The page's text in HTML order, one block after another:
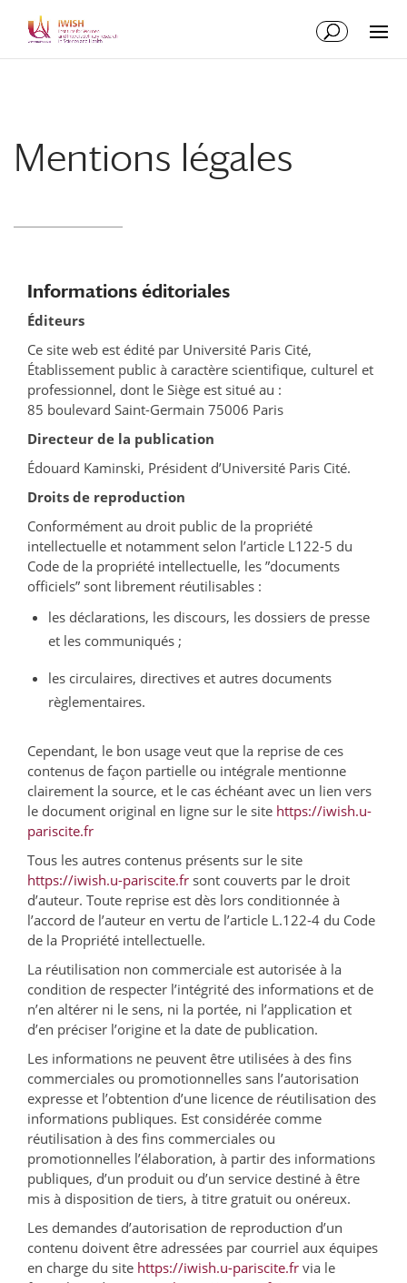
Content
navigation
Mentions légales
Informations éditoriales
Éditeurs
Ce site web est édité par Université Paris Cité,
Établissement public à caractère scientifique, culturel et
professionnel, dont le Siège est situé au :
85 boulevard Saint-Germain 75006 Paris
Directeur de la publication
Édouard Kaminski, Président d’Université Paris Cité.
Droits de reproduction
Conformément au droit public de la propriété
intellectuelle et notamment selon l’article L122-5 du
Code de la propriété intellectuelle, les ”documents
officiels” sont librement réutilisables :
les déclarations, les discours, les dossiers de presse
et les communiqués ;
les circulaires, directives et autres documents
règlementaires.
Cependant, le bon usage veut que la reprise de ces
contenus de façon partielle ou intégrale mentionne
clairement la source, et le cas échéant avec un lien vers
le document original en ligne sur le site https://iwish.u-
pariscite.fr
Tous les autres contenus présents sur le site
https://iwish.u-pariscite.fr sont couverts par le droit
d’auteur. Toute reprise est dès lors conditionnée à
l’accord de l’auteur en vertu de l’article L.122-4 du Code
de la Propriété intellectuelle.
La réutilisation non commerciale est autorisée à la
condition de respecter l’intégrité des informations et de
n’en altérer ni le sens, ni la portée, ni l’application et
d’en préciser l’origine et la date de publication.
Les informations ne peuvent être utilisées à des fins
commerciales ou promotionnelles sans l’autorisation
expresse et l’obtention d’une licence de réutilisation des
informations publiques. Est considérée comme
réutilisation à des fins commerciales ou
promotionnelles l’élaboration, à partir des informations
publiques, d’un produit ou d’un service destiné à être
mis à disposition de tiers, à titre gratuit ou onéreux.
Les demandes d’autorisation de reproduction d’un
contenu doivent être adressées par courriel aux équipes
en charge du site https://iwish.u-pariscite.fr via le